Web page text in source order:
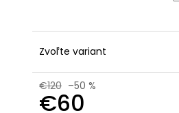
Zvoľte variant
€120 –50 %
€60